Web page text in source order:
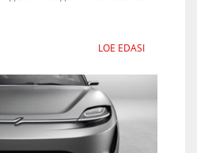
LOE EDASI